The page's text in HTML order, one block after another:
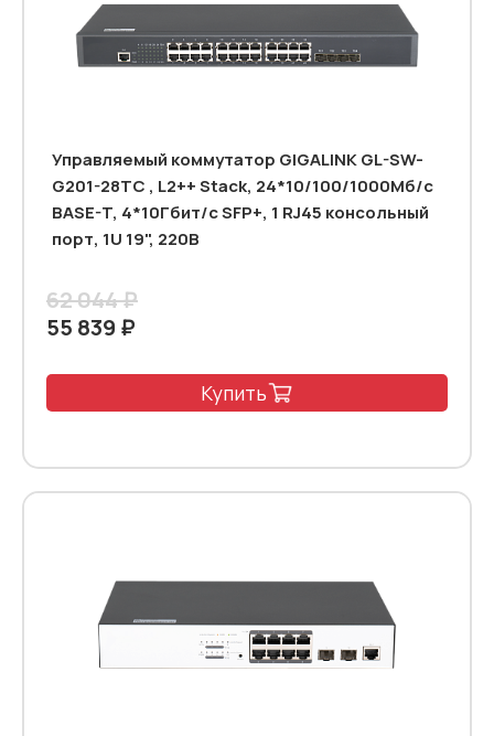
Управляемый коммутатор GIGALINK GL-SW-
G201-28TC , L2++ Stack, 24*10/100/1000Мб/с
BASE-T, 4*10Гбит/с SFP+, 1 RJ45 консольный
порт, 1U 19", 220В
62 044 ₽
55 839 ₽
Купить